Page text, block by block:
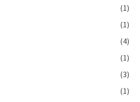
(1)
(1)
(4)
(1)
(3)
(1)